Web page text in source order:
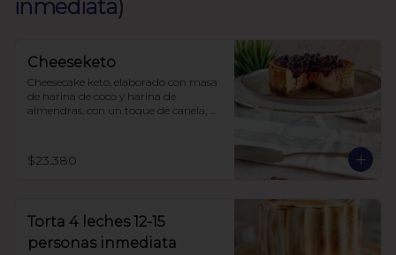
inmediata)
Cheeseketo
Cheesecake keto, elaborado con masa
de harina de coco y harina de
almendras, con un toque de canela,
endulzado con alulosa.
$23.380
Torta 4 leches 12-15
personas inmediata